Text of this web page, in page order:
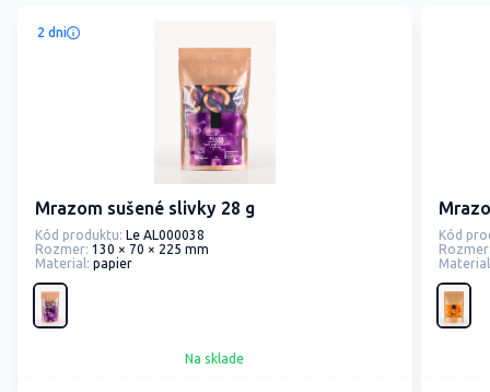
2 dni
Mrazom sušené slivky 28 g
Kód produktu: Le AL000038
Rozmer: 130 × 70 × 225 mm
Material: papier
Na sklade
Kód